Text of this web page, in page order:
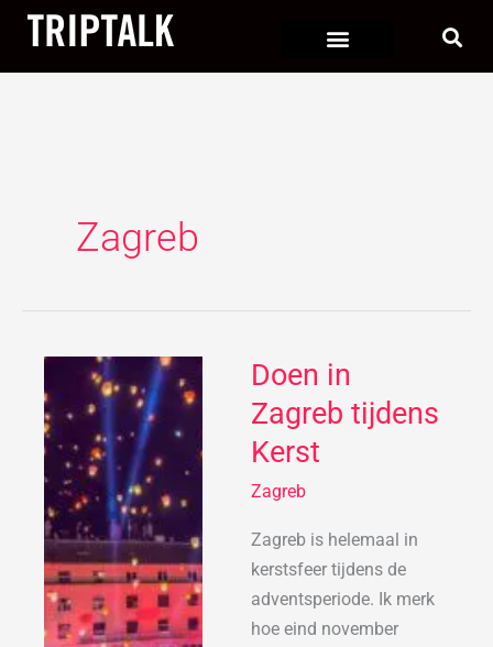
naar
de
Zagreb
Doen in
Zagreb tijdens
Kerst
Zagreb
Zagreb is helemaal in
kerstsfeer tijdens de
adventsperiode. Ik merk
hoe eind november
Doen
in
Zagreb
tijdens
Kerst